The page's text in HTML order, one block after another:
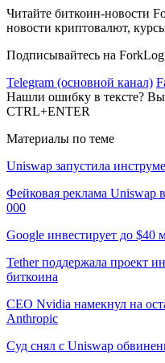
Читайте биткоин-новости
новости криптовалют,
Подписывайтесь на
Telegram (основной канал)
Нашли ошибку в тексте?
CTRL+ENTER
Материалы по теме
Uniswap запустила
Фейковая реклама Uniswap
000
Google инвестирует до $40
Tether поддержала проект
биткоина
CEO Nvidia намекнул на
Anthropic
Суд снял с Uniswap